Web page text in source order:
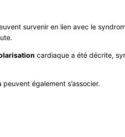
survenir en lien avec le
cardiaque a été décrite,
peuvent également s’associer.